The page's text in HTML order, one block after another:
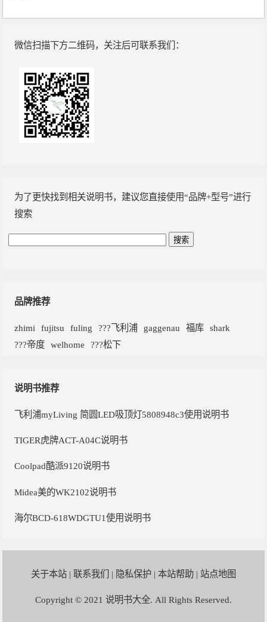
微信扫描下方二维码，关注后可联系我们：
为了更快找到相关说明书，建议您直接使用“品牌+型号”进行
搜索
品牌推荐
zhimi fujitsu fuling ???飞利浦 gaggenau 福库
shark
???帝度
welhome ???松下
说明书推荐
飞利浦myLiving 简圆LED吸顶灯5808948c3使用说明书
TIGER虎牌ACT-A04C说明书
Coolpad酷派9120说明书
Midea美的WK2102说明书
海尔BCD-618WDGTU1使用说明书
关于本站 | 联系我们 | 隐私保护 | 本站帮助 | 站点地图
Copyright © 2021 说明书大全. All Rights Reserved.